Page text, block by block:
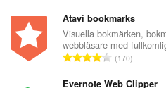
t
a
l
t
Atavi bookmarks
Visuella bokmärken,
webbläsare med
T
t
170
Evernote Web Clipper